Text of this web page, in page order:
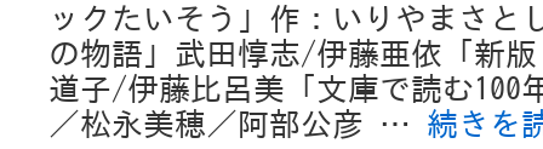
ックたいそう」作：いりやまさと
の物語」武田惇志/伊藤亜依「新
道子/伊藤比呂美「文庫で読む100
／松永美穂／阿部公彦 … 続きを